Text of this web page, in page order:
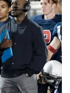
ف
ی
س
ا
ی
ر
ا
ن